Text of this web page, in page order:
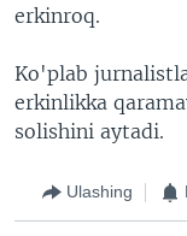
erkinroq.
Ko'plab
erkinlikka
solishini aytadi.
Ulashing